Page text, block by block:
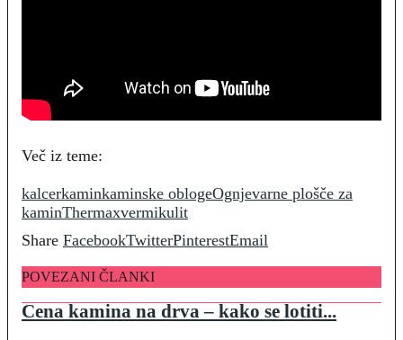
Več iz teme:
kalcerkaminkaminske oblogeOgnjevarne plošče za
kaminThermaxvermikulit
Share FacebookTwitterPinterestEmail
POVEZANI ČLANKI
Cena kamina na drva – kako se lotiti...